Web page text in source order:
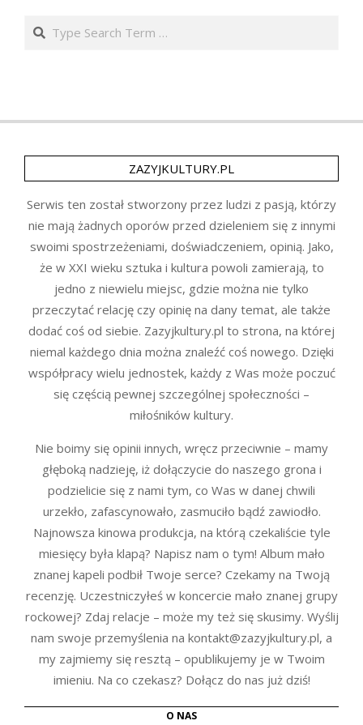
Search
ZAZYJKULTURY.PL
Serwis ten został stworzony przez ludzi z pasją, którzy
nie mają żadnych oporów przed dzieleniem się z innymi
swoimi spostrzeżeniami, doświadczeniem, opinią. Jako,
że w XXI wieku sztuka i kultura powoli zamierają, to
jedno z niewielu miejsc, gdzie można nie tylko
przeczytać relację czy opinię na dany temat, ale także
dodać coś od siebie. Zazyjkultury.pl to strona, na której
niemal każdego dnia można znaleźć coś nowego. Dzięki
współpracy wielu jednostek, każdy z Was może poczuć
się częścią pewnej szczególnej społeczności –
miłośników kultury.
Nie boimy się opinii innych, wręcz przeciwnie – mamy
głęboką nadzieję, iż dołączycie do naszego grona i
podzielicie się z nami tym, co Was w danej chwili
urzekło, zafascynowało, zasmuciło bądź zawiodło.
Najnowsza kinowa produkcja, na którą czekaliście tyle
miesięcy była klapą? Napisz nam o tym! Album mało
znanej kapeli podbił Twoje serce? Czekamy na Twoją
recenzję. Uczestniczyłeś w koncercie mało znanej grupy
rockowej? Zdaj relacje – może my też się skusimy. Wyślij
nam swoje przemyślenia na kontakt@zazyjkultury.pl, a
my zajmiemy się resztą – opublikujemy je w Twoim
imieniu. Na co czekasz? Dołącz do nas już dziś!
O NAS